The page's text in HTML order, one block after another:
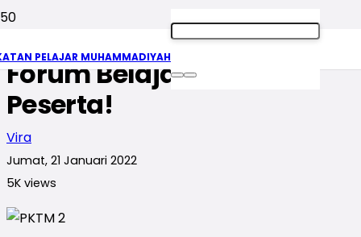
PELAJAR MUHAMMADIYAH
PKTM II IPM Jogja sebagai
Forum Belajar, Ini Kesan
Peserta!
Vira
Jumat, 21 Januari 2022
5K views